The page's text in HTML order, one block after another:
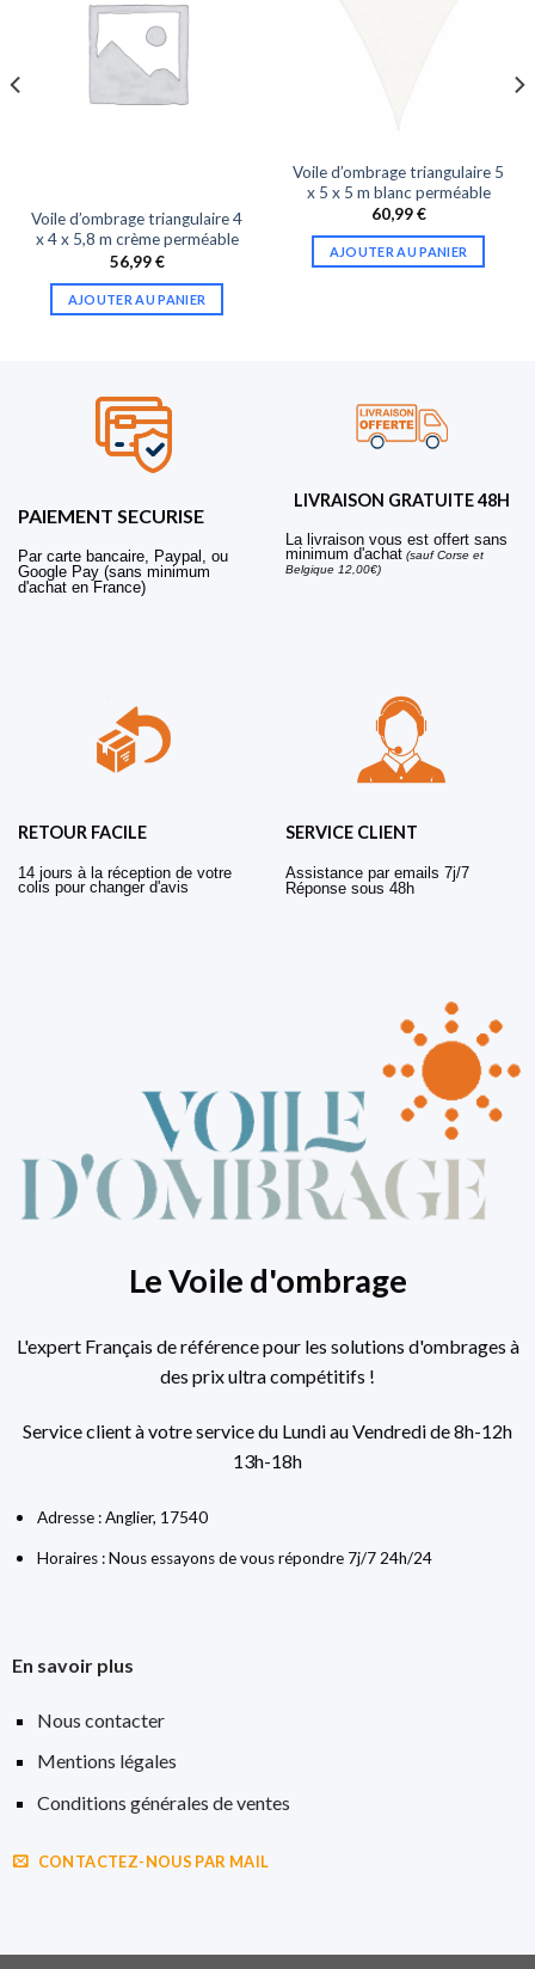
Voile d’ombrage triangulaire 4
x 4 x 5,8 m crème perméable
56,99€
AJOUTER AU PANIER
Voile d’ombrage triangulaire 5
x 5 x 5 m blanc perméable
60,99€
AJOUTER AU PANIER
PAIEMENT SECURISE
Par carte bancaire, Paypal, ou
Google Pay (sans minimum
d'achat en France)
LIVRAISON GRATUITE 48H
La livraison vous est offert sans
minimum d'achat (sauf Corse et
Belgique 12,00€)
RETOUR FACILE
14 jours à la réception de votre
colis pour changer d'avis
SERVICE CLIENT
Assistance par emails 7j/7
Réponse sous 48h
Le Voile d'ombrage
L'expert Français de référence pour les solutions d'ombrages à
des prix ultra compétitifs !
Service client à votre service du Lundi au Vendredi de 8h-12h
13h-18h
Adresse : Anglier, 17540
Horaires : Nous essayons de vous répondre 7j/7 24h/24
En savoir plus
Nous contacter
Mentions légales
Conditions générales de ventes
CONTACTEZ-NOUS PAR MAIL